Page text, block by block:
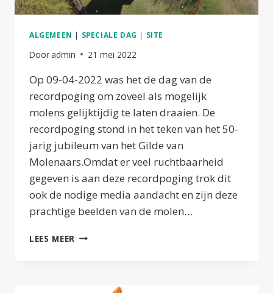
ALGEMEEN | SPECIALE DAG | SITE
Door admin 21 mei 2022
Op 09-04-2022 was het de dag van de
recordpoging om zoveel als mogelijk
molens gelijktijdig te laten draaien. De
recordpoging stond in het teken van het 50-
jarig jubileum van het Gilde van
Molenaars.Omdat er veel ruchtbaarheid
gegeven is aan deze recordpoging trok dit
ook de nodige media aandacht en zijn deze
prachtige beelden van de molen…
LEES MEER DRONE